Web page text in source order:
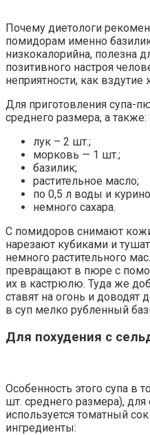
Почему диетологи
помидорам именно
низкокалорийна, полезна
позитивного настроя
неприятности, как вздутие
Для приготовления супа-
среднего размера, а также:
лук – 2 шт.;
морковь — 1 шт.;
базилик;
растительное масло;
по 0,5 л воды и
немного сахара.
С помидоров снимают
нарезают кубиками и
немного растительного
превращают в пюре с
их в кастрюлю. Туда же
ставят на огонь и
в суп мелко рубленный
Для похудения с
Особенность этого супа в
шт. среднего размера), для
используется томатный
ингредиенты: